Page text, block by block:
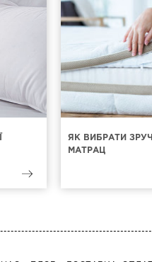
ЯК ВИБРАТИ
МАТРАЦ